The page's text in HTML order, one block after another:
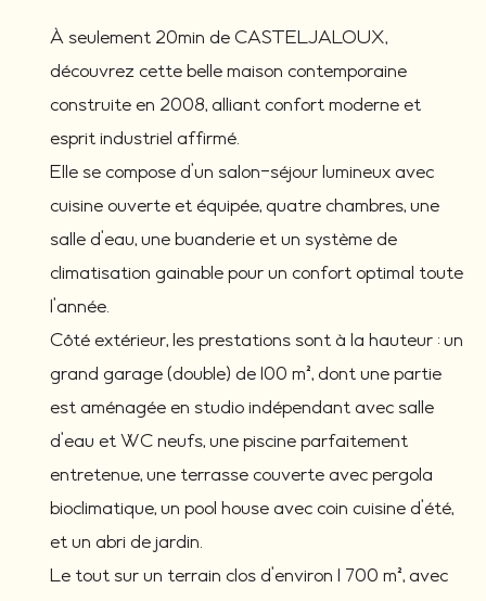
À seulement 20min de CASTELJALOUX,
découvrez cette belle maison contemporaine
construite en 2008, alliant confort moderne et
esprit industriel affirmé.
Elle se compose d’un salon-séjour lumineux avec
cuisine ouverte et équipée, quatre chambres, une
salle d’eau, une buanderie et un système de
climatisation gainable pour un confort optimal toute
l’année.
Côté extérieur, les prestations sont à la hauteur : un
grand garage (double) de 100 m², dont une partie
est aménagée en studio indépendant avec salle
d’eau et WC neufs, une piscine parfaitement
entretenue, une terrasse couverte avec pergola
bioclimatique, un pool house avec coin cuisine d’été,
et un abri de jardin.
Le tout sur un terrain clos d’environ 1 700 m², avec